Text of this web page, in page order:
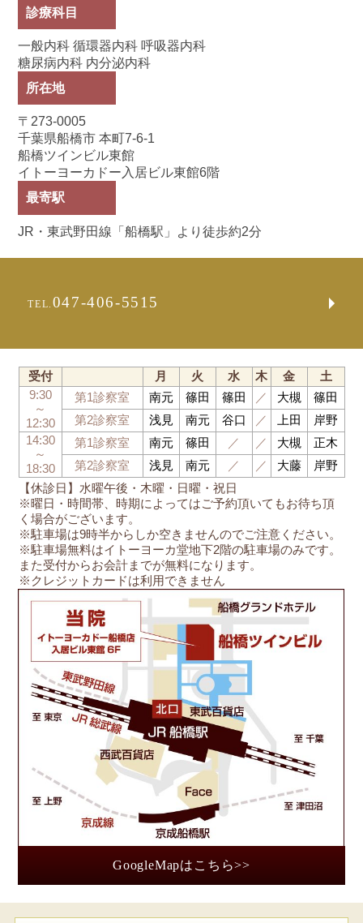
診療科目
一般内科 循環器内科 呼吸器内科
糖尿病内科 内分泌内科
所在地
〒273-0005
千葉県船橋市 本町7-6-1
船橋ツインビル東館
イトーヨーカドー入居ビル東館6階
最寄駅
JR・東武野田線「船橋駅」より徒歩約2分
TEL. 047-406-5515
【休診日】水曜午後・木曜・日曜・祝日
※曜日・時間帯、時期によってはご予約頂いてもお待ち頂
く場合がございます。
※駐車場は9時半からしか空きませんのでご注意ください。
※駐車場無料はイトーヨーカ堂地下2階の駐車場のみです。
また受付からお会計までが無料になります。
※クレジットカードは利用できません
受付 月 火 水 木 金
土
9:30
～
12:30
第1診察室 南元 篠田 篠田 ／ 大槻
篠田
第2診察室
浅見 南元 谷口 ／ 上田
岸野
14:30
～
18:30
第1診察室 南元 篠田 ／ ／ 大槻
正木
第2診察室
浅見 南元 ／ ／ 大藤 岸野
GoogleMapはこちら>>